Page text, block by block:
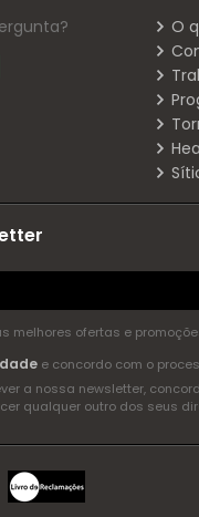
O
melhores ofertas e
e concordo com o
a nossa newsletter,
qualquer outro dos seus